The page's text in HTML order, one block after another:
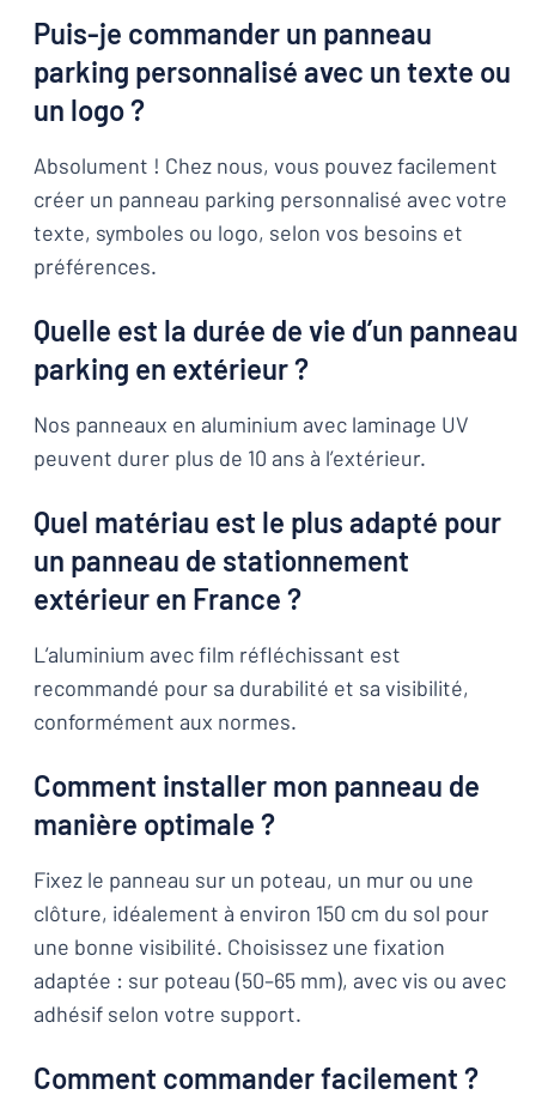
Puis-je commander un panneau
parking personnalisé avec un texte ou
un logo ?
Absolument ! Chez nous, vous pouvez facilement
créer un panneau parking personnalisé avec votre
texte, symboles ou logo, selon vos besoins et
préférences.
Quelle est la durée de vie d’un panneau
parking en extérieur ?
Nos panneaux en aluminium avec laminage UV
peuvent durer plus de 10 ans à l’extérieur.
Quel matériau est le plus adapté pour
un panneau de stationnement
extérieur en France ?
L’aluminium avec film réfléchissant est
recommandé pour sa durabilité et sa visibilité,
conformément aux normes.
Comment installer mon panneau de
manière optimale ?
Fixez le panneau sur un poteau, un mur ou une
clôture, idéalement à environ 150 cm du sol pour
une bonne visibilité. Choisissez une fixation
adaptée : sur poteau (50–65 mm), avec vis ou avec
adhésif selon votre support.
Comment commander facilement ?